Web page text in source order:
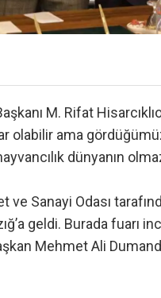
M. Rifat
olabilir ama
dünyanın
ve Sanayi Odası
geldi. Burada fuarı
Mehmet Ali